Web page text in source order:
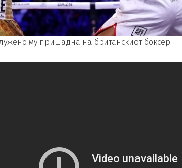
му пришадна на британскиот боксер.